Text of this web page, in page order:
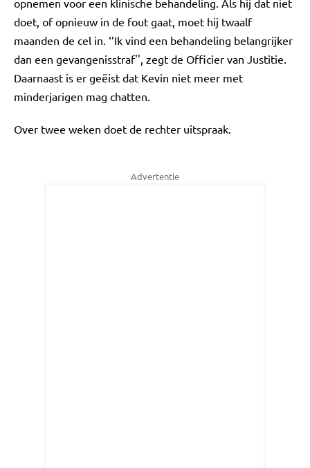
opnemen voor een klinische behandeling. Als hij dat niet
doet, of opnieuw in de fout gaat, moet hij twaalf
maanden de cel in. ‘’Ik vind een behandeling belangrijker
dan een gevangenisstraf'', zegt de Officier van Justitie.
Daarnaast is er geëist dat Kevin niet meer met
minderjarigen mag chatten.
Over twee weken doet de rechter uitspraak.
Advertentie